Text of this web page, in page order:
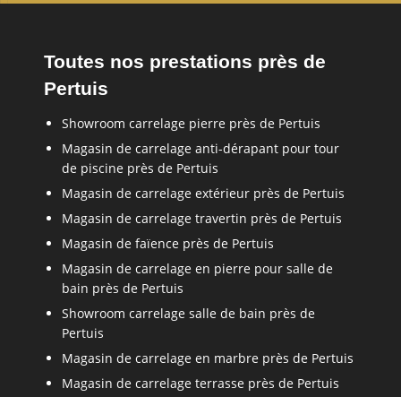
Toutes nos prestations près de
Pertuis
Showroom carrelage pierre près de Pertuis
Magasin de carrelage anti-dérapant pour tour
de piscine près de Pertuis
Magasin de carrelage extérieur près de Pertuis
Magasin de carrelage travertin près de Pertuis
Magasin de faïence près de Pertuis
Magasin de carrelage en pierre pour salle de
bain près de Pertuis
Showroom carrelage salle de bain près de
Pertuis
Magasin de carrelage en marbre près de Pertuis
Magasin de carrelage terrasse près de Pertuis